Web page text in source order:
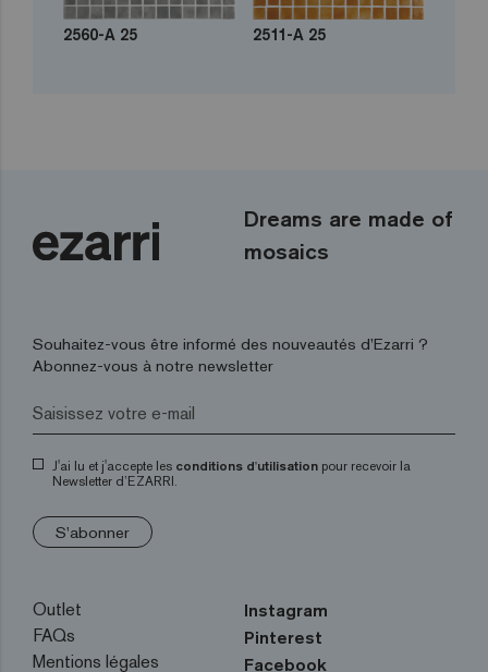
2560-A 25 2511-A 25
Dreams are made of
mosaics
Souhaitez-vous être informé des nouveautés d’Ezarri ?
Abonnez-vous à notre newsletter
J'ai lu et j'accepte les conditions d'utilisation pour recevoir la
Newsletter d’EZARRI.
S'abonner
Outlet
FAQs
Mentions légales
Instagram
Pinterest
Facebook